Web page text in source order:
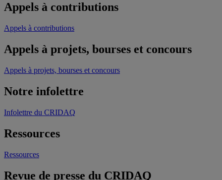
Appels à contributions
Appels à contributions
Appels à projets, bourses et concours
Appels à projets, bourses et concours
Notre infolettre
Infolettre du CRIDAQ
Ressources
Ressources
Revue de presse du CRIDAQ